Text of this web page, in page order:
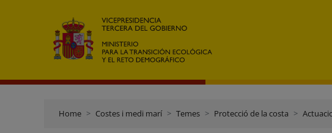
Home Costes i medi marí Temes Protecció de la costa